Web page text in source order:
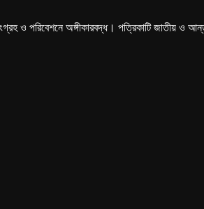
ও পরিবেশনে অঙ্গীকারবদ্ধ। পত্রিকাটি জাতীয় ও